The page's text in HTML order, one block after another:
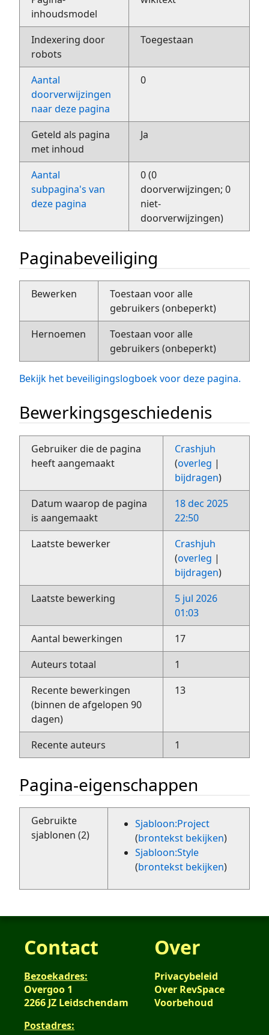
inhoudsmodel
Indexering door
robots
Toegestaan
Aantal
doorverwijzingen
naar deze pagina
0
Geteld als pagina
met inhoud
Ja
Aantal
subpagina's van
deze pagina
0 (0
doorverwijzingen; 0
niet-
doorverwijzingen)
Paginabeveiliging
Bewerken
Toestaan voor alle
gebruikers (onbeperkt)
Hernoemen
Toestaan voor alle
gebruikers (onbeperkt)
Bekijk het beveiligingslogboek voor deze pagina.
Bewerkingsgeschiedenis
Gebruiker die de pagina
heeft aangemaakt
Crashjuh
(overleg |
bijdragen)
Datum waarop de pagina
is aangemaakt
18 dec 2025
22:50
Laatste bewerker
Crashjuh
(overleg |
bijdragen)
Laatste bewerking
5 jul 2026
01:03
Aantal bewerkingen
17
Auteurs totaal
1
Recente bewerkingen
(binnen de afgelopen 90
dagen)
13
Recente auteurs 1
Pagina-eigenschappen
Gebruikte
sjablonen (2)
Sjabloon:Project
(brontekst bekijken)
Sjabloon:Style
(brontekst bekijken)
Contact
Bezoekadres:
Overgoo 1
2266 JZ Leidschendam
Postadres:
Over
Privacybeleid
Over RevSpace
Voorbehoud